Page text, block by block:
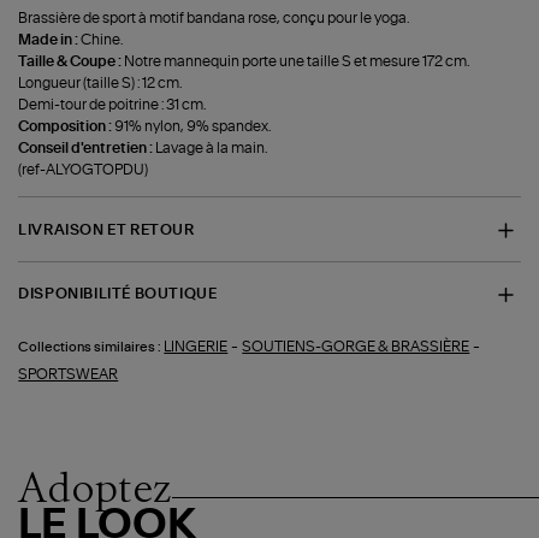
Brassière de sport à motif bandana rose, conçu pour le yoga.
Made in :Chine.
Taille & Coupe : Notre mannequin porte une taille S et mesure 172 cm.
Longueur (taille S) : 12 cm.
Demi-tour de poitrine : 31 cm.
Composition : 91% nylon, 9% spandex.
Conseil d'entretien :
Lavage à la main.
(ref-ALYOGTOPDU)
LIVRAISON ET RETOUR
DISPONIBILITÉ BOUTIQUE
Collections similaires : LINGERIE -SOUTIENS-GORGE & BRASSIÈRE -
SPORTSWEAR
Adoptez
LE LOOK